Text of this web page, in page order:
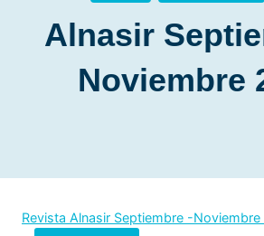
Alnasir
Noviembre
Revista Alnasir Septiembre -